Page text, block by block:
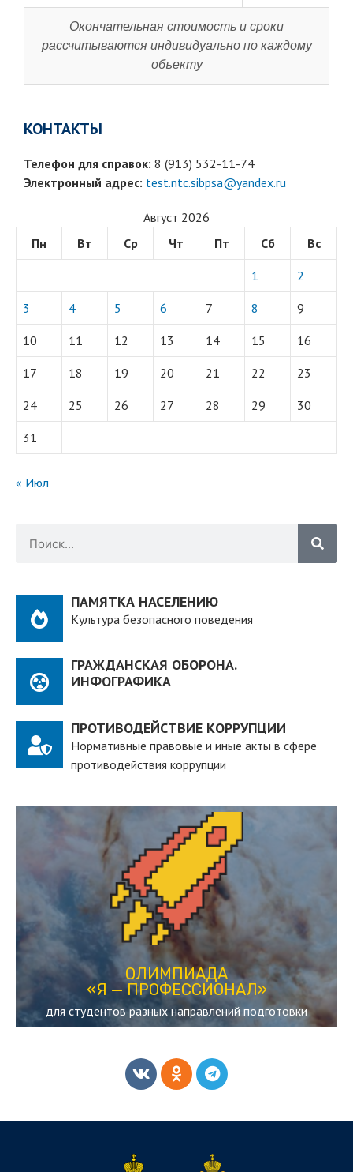
Окончательная стоимость и сроки
рассчитываются индивидуально по каждому
объекту
КОНТАКТЫ
Телефон для справок: 8 (913) 532-11-74
Электронный адрес: test.ntc.sibpsa@yandex.ru
Август 2026
Пн
Вт Ср Чт Пт Сб Вс
1 2
3 4 5 6 7 8 9
10 11 12 13 14 15 16
17 18 19 20 21 22 23
24 25 26 27 28 29 30
31
« Июл
ПАМЯТКА НАСЕЛЕНИЮ
Культура безопасного поведения
ГРАЖДАНСКАЯ ОБОРОНА.
ИНФОГРАФИКА
ПРОТИВОДЕЙСТВИЕ КОРРУПЦИИ
Нормативные правовые и иные акты в сфере
противодействия коррупции
ОЛИМПИАДА
«Я — ПРОФЕССИОНАЛ»
для студентов разных направлений подготовки
ОЛИМПИАДА
«Я — ПРОФЕССИОНАЛ»
студенческая олимпиада, рассчитанная на
действующих студентов вузов
ПЕРЕЙТИ